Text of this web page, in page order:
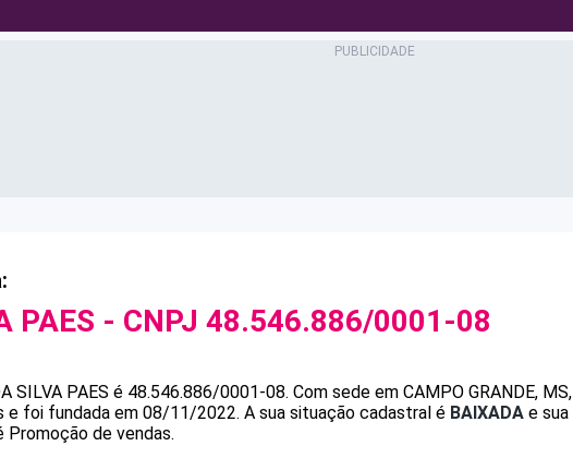
PAES - CNPJ 48.546.886/0001-08
SILVA PAES é 48.546.886/0001-08. Com sede em CAMPO GRANDE, MS,
e foi fundada em 08/11/2022. A sua situação cadastral é BAIXADA e sua
Promoção de vendas.